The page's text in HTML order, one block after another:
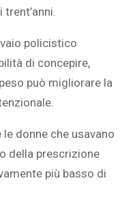
policistico
di concepire,
può migliorare la
donne che usavano
della prescrizione
più basso di